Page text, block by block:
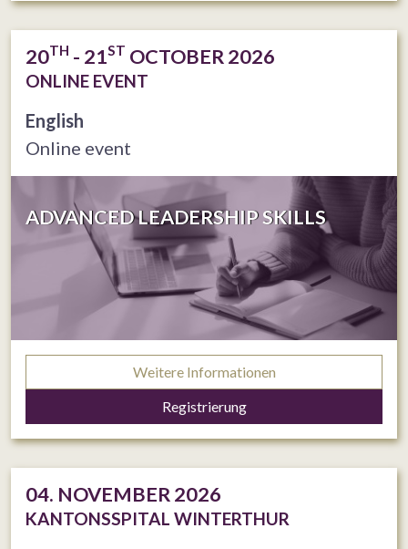
20TH - 21ST OCTOBER 2026
ONLINE EVENT
English
Online event
ADVANCED LEADERSHIP SKILLS
Weitere Informationen
Registrierung
04. NOVEMBER 2026
KANTONSSPITAL WINTERTHUR